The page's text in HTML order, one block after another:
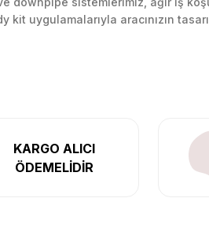
uygulamalarıyla aracınızın
merkezimizde profesyonel
KARGO ALICI
ÖDEMELİDİR